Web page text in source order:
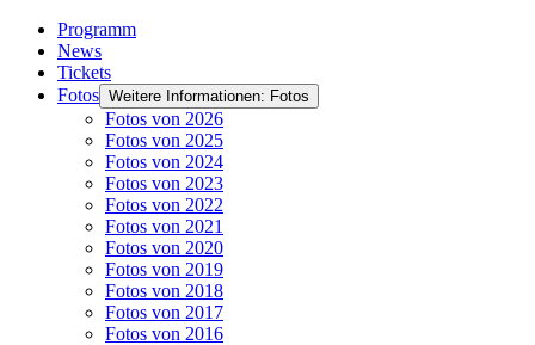
Programm
News
Tickets
Fotos Weitere Informationen: Fotos
Fotos von 2026
Fotos von 2025
Fotos von 2024
Fotos von 2023
Fotos von 2022
Fotos von 2021
Fotos von 2020
Fotos von 2019
Fotos von 2018
Fotos von 2017
Fotos von 2016